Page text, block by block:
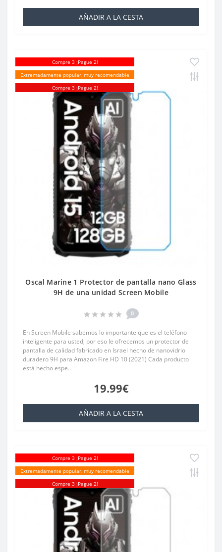
AÑADIR A LA CESTA
Compre 3 ¡Pague 2!
Extremadamente popular, muy recomendable
Compre 3 ¡Pague 2!
Oscal Marine 1 Protector de pantalla nano Glass
9H de una unidad Screen Mobile
0
En Screen Mobile sabemos lo importante que es el teléfono
inteligente para usted, por eso le ofrecemos un protector de
pantalla de calidad fabricado en Israel hecho de nanovidrio
duradero 9H para Amazon Fire HD 10 (2021) Cada producto
está hecho espe..
19.99€
AÑADIR A LA CESTA
Compre 3 ¡Pague 2!
Extremadamente popular, muy recomendable
Compre 3 ¡Pague 2!